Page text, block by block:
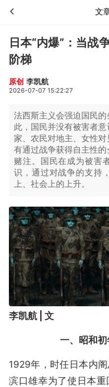
文
日本“内爆”：当战
阶梯
原创 李凯航
2026-07-07 15:22:27
法西斯主义会强迫国民
此，国民并没有被害者
家、农民对地主、女性
有通过战争获得自主性
赌注。国民在成为被害
识，通过对战争的支持
上、社会上的上升。
李凯航 | 文
一、昭和初
1929年，时任日本内
滨口雄幸为了使日本